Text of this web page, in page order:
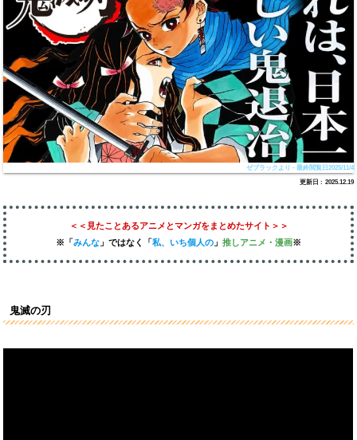
ゼブラックより - 最終閲覧日2025/11/4
2025.12.19
＜＜見たことあるアニメとマンガをまとめたサイト＞＞
※「みんな 」 ではなく 「私、いち個人の 」 推しアニメ ・漫画※
鬼滅の刃